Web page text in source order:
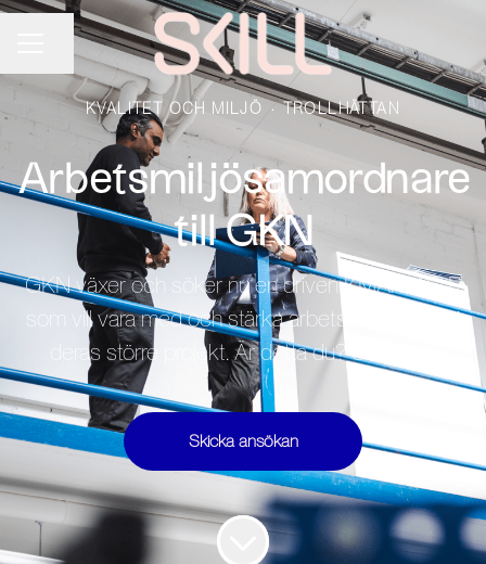
KARRIÄRMENY
Dela sidan
KVALITET OCH MILJÖ · TROLLHÄTTAN
Arbetsmiljösamordnare
till GKN
GKN växer och söker nu en driven KMA/BAS-P
som vill vara med och stärka arbetsmiljöarbetet i
deras större projekt. Är detta du? Sök idag!
Skicka ansökan